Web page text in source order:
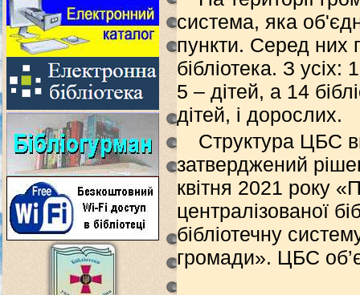
система, яка
пункти. Серед них
бібліотека. З усіх:
5 – дітей, а 14
дітей, і дорослих.
Структура ЦБС
затверджений
квітня 2021 року
централізованої
бібліотечну
громади». ЦБС